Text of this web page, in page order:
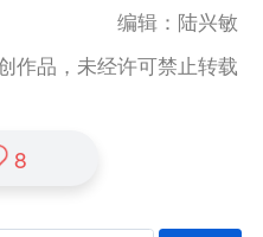
编辑：陆兴敏
作品，未经许可禁止转载
8